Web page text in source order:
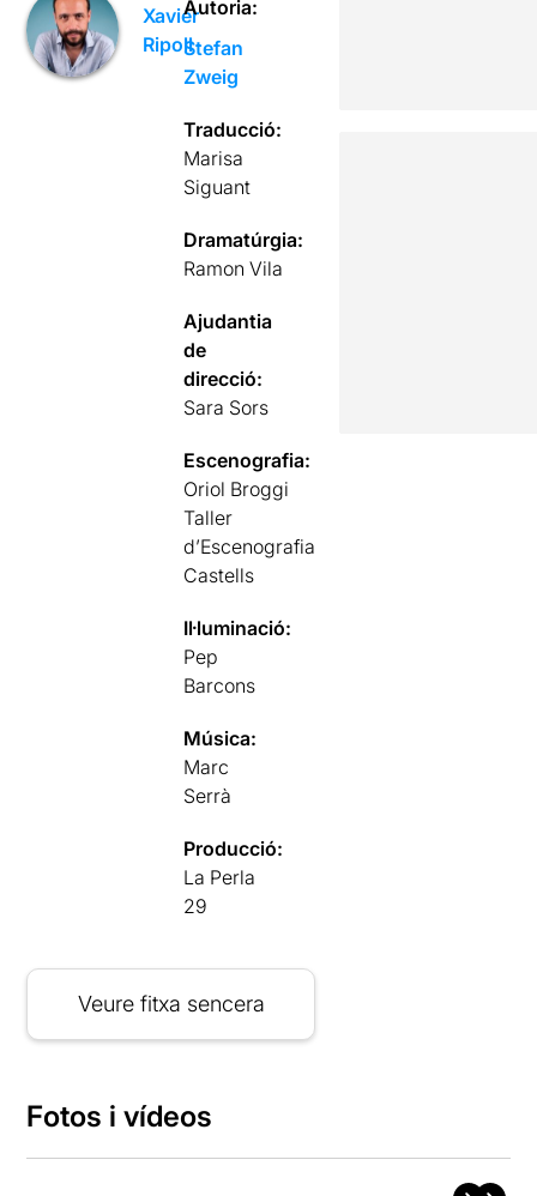
Xavier
Ripoll
Autoria:
Stefan
Zweig
Traducció:
Marisa
Siguant
Dramatúrgia:
Ramon Vila
Ajudantia
de
direcció:
Sara Sors
Escenografia:
Oriol Broggi
Taller
d’Escenografia
Castells
Il·luminació:
Pep
Barcons
Música:
Marc
Serrà
Producció:
La Perla
29
Veure fitxa sencera
Fotos i vídeos